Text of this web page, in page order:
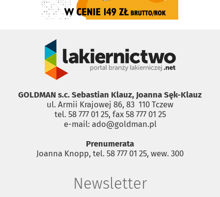
GOLDMAN s.c. Sebastian Klauz, Joanna Sęk-Klauz
ul. Armii Krajowej 86, 83 ­ 110 Tczew
tel. 58 777 01 25, fax 58 777 01 25
e-mail: ado@goldman.pl
Prenumerata
Joanna Knopp, tel. 58 777 01 25, wew. 300
Newsletter